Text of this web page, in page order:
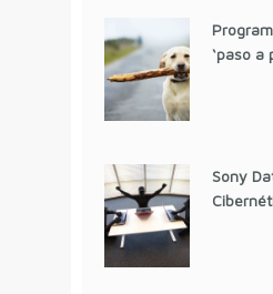
‘paso a
Sony